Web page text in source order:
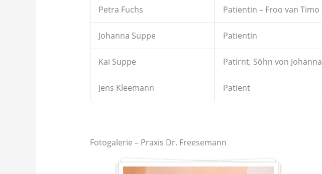
Petra Fuchs Patientin – Froo van Timo
Johanna Suppe Patientin
Kai Suppe Patirnt, Söhn von Johanna
Jens Kleemann Patient
Fotogalerie – Praxis Dr. Freesemann